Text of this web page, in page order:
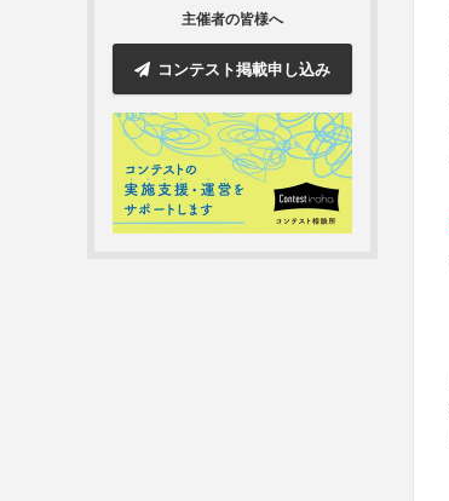
主催者の皆様へ
コンテスト掲載申し込み